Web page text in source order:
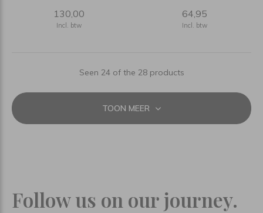
130,00
Incl. btw
64,95
Incl. btw
Seen 24 of the 28 products
TOON MEER
Follow us on our journey.